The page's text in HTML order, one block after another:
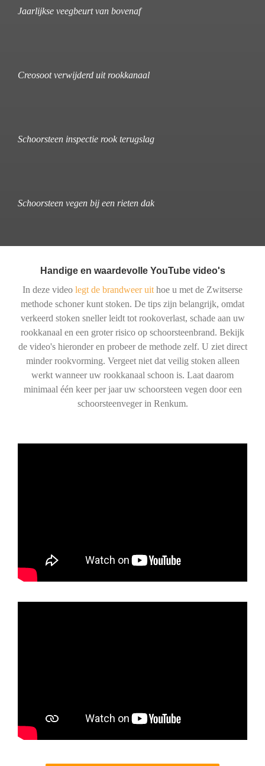
Jaarlijkse veegbeurt van bovenaf
Creosoot verwijderd uit rookkanaal
Schoorsteen inspectie rook terugslag
Schoorsteen vegen bij een rieten dak
Handige en waardevolle YouTube video's
In deze video legt de brandweer uit hoe u met de Zwitserse
methode schoner kunt stoken. De tips zijn belangrijk, omdat
verkeerd stoken sneller leidt tot rookoverlast, schade aan uw
rookkanaal en een groter risico op schoorsteenbrand. Bekijk
de video's hieronder en probeer de methode zelf. U ziet direct
minder rookvorming. Vergeet niet dat veilig stoken alleen
werkt wanneer uw rookkanaal schoon is. Laat daarom
minimaal één keer per jaar uw schoorsteen vegen door een
schoorsteenveger in Renkum.